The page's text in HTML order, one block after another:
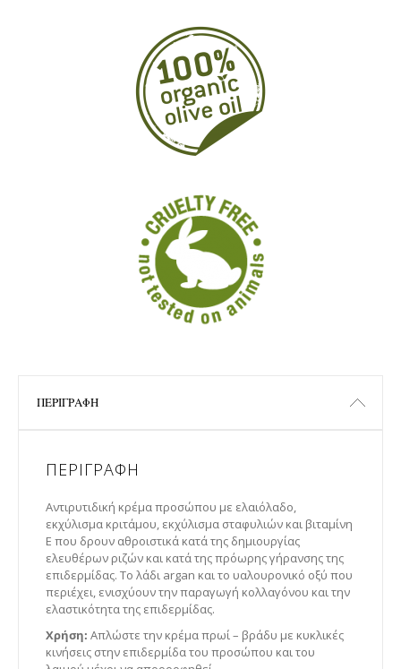
ΠΕΡΙΓΡΑΦΉ
ΠΕΡΙΓΡΑΦΉ
Αντιρυτιδική κρέμα προσώπου με ελαιόλαδο,
εκχύλισμα κριτάμου, εκχύλισμα σταφυλιών και βιταμίνη
Ε που δρουν αθροιστικά κατά της δημιουργίας
ελευθέρων ριζών και κατά της πρόωρης γήρανσης της
επιδερμίδας. Το λάδι argan και το υαλουρονικό οξύ που
περιέχει, ενισχύουν την παραγωγή κολλαγόνου και την
ελαστικότητα της επιδερμίδας.
Χρήση: Απλώστε την κρέμα πρωί – βράδυ με κυκλικές
κινήσεις στην επιδερμίδα του προσώπου και του